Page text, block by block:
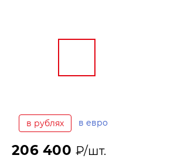
в рублях в евро
206 400₽/шт.